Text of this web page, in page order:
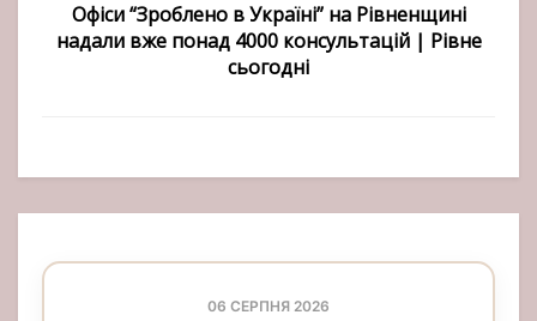
Офіси “Зроблено в Україні” на Рівненщині
надали вже понад 4000 консультацій | Рівне
сьогодні
06 СЕРПНЯ 2026